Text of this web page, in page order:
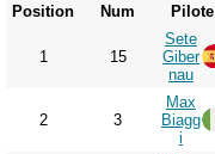
Position Num Pilote
1 15
Sete
Giber
nau
2 3
Max
Biagg
i